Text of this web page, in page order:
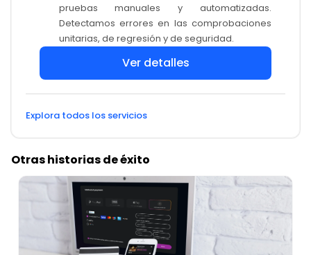
Ver detalles
pruebas manuales y automatizadas.
Detectamos errores en las comprobaciones
unitarias, de regresión y de seguridad.
Explora todos los servicios
Otras historias de éxito